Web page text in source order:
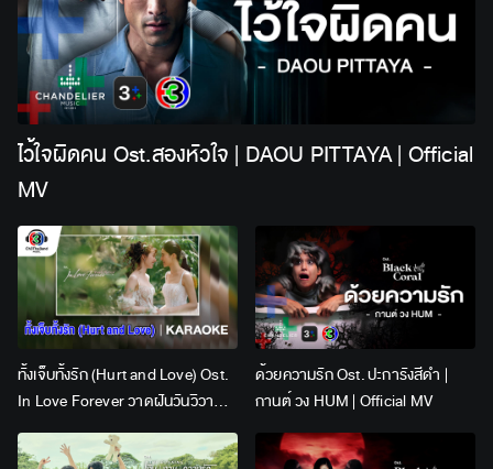
ไว้ใจผิดคน Ost.สองหัวใจ | DAOU PITTAYA | Official
MV
ทั้งเจ็บทั้งรัก (Hurt and Love) Ost.
In Love Forever วาดฝันวันวิวาห์ |
Lingling Kwong x Orm
Kornnaphat | Official Karaoke
ด้วยความรัก Ost. ปะการังสีดำ |
กานต์ วง HUM | Official MV